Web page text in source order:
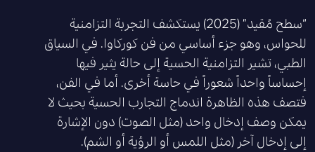
“سطح مُقيد” (2025) يستكشف التجربة التزامنية
للحواس، وهو جزء أساسي من فن كوركاوا. في السياق
الطبي، تشير التزامنية الحسية إلى حالة يثير فيها
إحساساً واحداً شعوراً في حاسة أخرى. أما في الفن،
فتصف هذه الظاهرة اندماج التجارب الحسية بحيث لا
يمكن وصف إدخال واحد (مثل الصوت) دون الإشارة
إلى إدخال آخر (مثل اللمس أو الرؤية أو الشم).